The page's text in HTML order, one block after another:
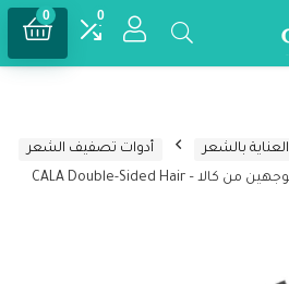
0
0
العناية بالشعر
أدوات تصفيف الشعر
مشط صبغ الشعر على الوجهين من كالا – CALA Double-Sided Hair